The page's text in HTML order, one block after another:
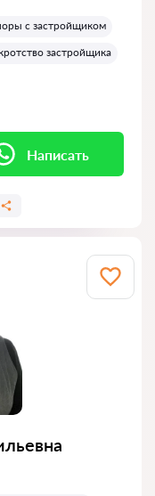
с застройщиком
застройщика
Написать